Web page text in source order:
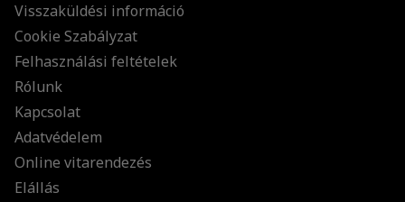
Visszaküldési információ
Cookie Szabályzat
Felhasználási feltételek
Rólunk
Kapcsolat
Adatvédelem
Online vitarendezés
Elállás